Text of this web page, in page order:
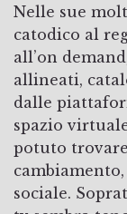
Nelle sue
catodico al
all’on
allineati,
dalle
spazio
potuto
sociale.